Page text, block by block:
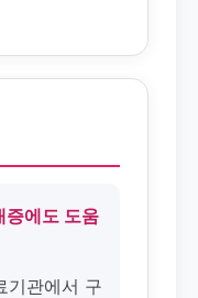
증에도 도움
기관에서 구